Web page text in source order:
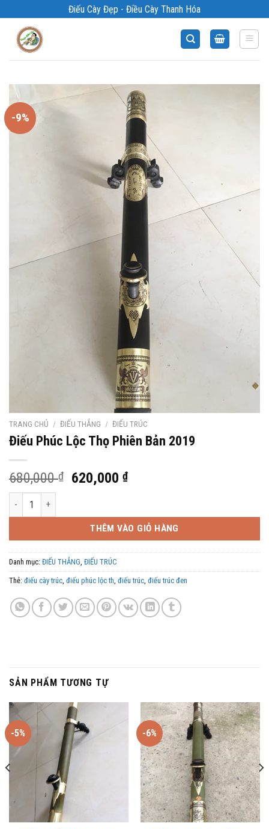
qua
Điếu Cày Đẹp - Điều Cày Thanh Hóa
-9%
TRANG CHỦ / ĐIẾU THẲNG / ĐIẾU TRÚC
Điếu Phúc Lộc Thọ Phiên Bản 2019
680,000₫
Giá
680,000 ₫.
620,000₫Giá
là:
620,000 ₫.
Điếu Phúc Lộc Thọ Phiên Bản 2019 số lượng
THÊM VÀO GIỎ HÀNG
Danh mục: ĐIẾU THẲNG, ĐIẾU TRÚC
Thẻ: điếu cày trúc, điếu phúc lộc th, điếu trúc, điếu trúc đen
SẢN PHẨM TƯƠNG TỰ
-5% -6%